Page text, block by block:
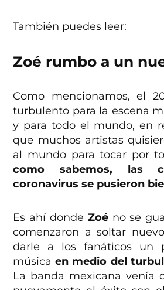
También puedes leer:
Zoé rumbo a un
Como mencionamos, el
turbulento para la escena
y para todo el mundo, en
que muchos artistas
al mundo para tocar por
como sabemos, las
coronavirus se pusieron
Es ahí donde Zoéno se
comenzaron a soltar
darle a los fanáticos un
músicaen medio del
La banda mexicana venía